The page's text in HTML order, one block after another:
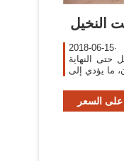
النخيل
2018-06-15· زيت النخيل هو منتج معاصر يكتنفه
حتى النهاية
ما يؤدي إلى
السعر